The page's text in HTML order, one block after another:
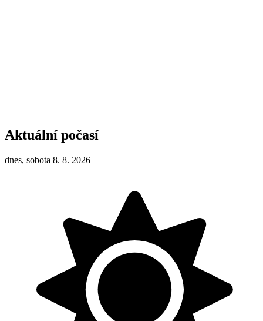
Aktuální počasí
dnes, sobota 8. 8. 2026